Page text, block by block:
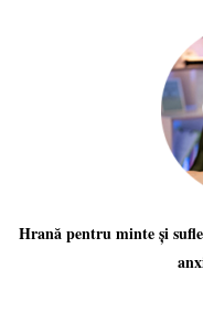
Hrană pentru minte și